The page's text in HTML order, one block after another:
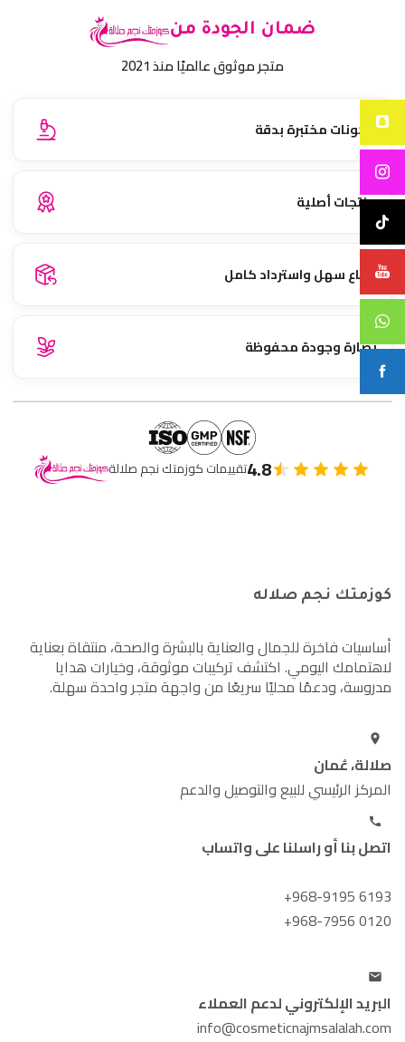
ضمان الجودة من
متجر موثوق عالميًا منذ 2021
مكونات مختبرة بدقة
منتجات أصلية
إرجاع سهل واسترداد كامل
نضارة وجودة محفوظة
4.8تقييمات كوزمتك نجم صلالة
كوزمتك نجم صلاله
أساسيات فاخرة للجمال والعناية بالبشرة والصحة، منتقاة بعناية
لاهتمامك اليومي. اكتشف تركيبات موثوقة، وخيارات هدايا
مدروسة، ودعمًا محليًا سريعًا من واجهة متجر واحدة سهلة.
صلالة، عُمان
المركز الرئيسي للبيع والتوصيل والدعم
اتصل بنا أو راسلنا على واتساب
+968-9195 6193
+968-7956 0120
البريد الإلكتروني لدعم العملاء
info@cosmeticnajmsalalah.com